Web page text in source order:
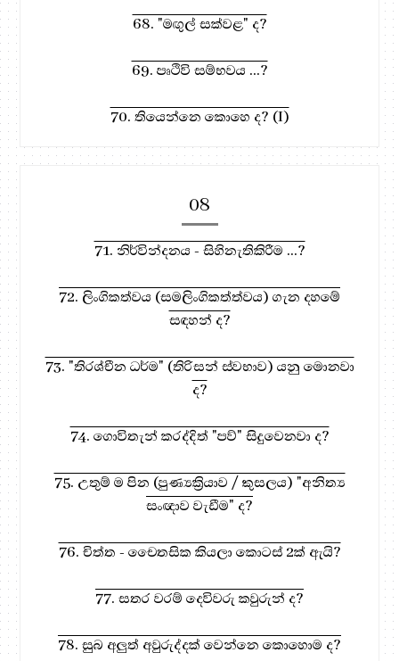
68. "මඟුල් සක්වළ" ද?
69. පෘථිවි සම්භවය ...?
70. තියෙන්නෙ කොහෙ ද? (I)
08
71. නිර්වින්දනය - සිහිනැතිකිරීම ...?
72. ලිංගිකත්වය (සමලිංගිකත්ත්වය) ගැන දහමේ
සඳහන් ද?
73. "තිරශ්චීන ධර්ම" (තිරිසන් ස්වභාව) යනු මොනවා
ද?
74. ගොවිතැන් කරද්දිත් "පව්" සිදුවෙනවා ද?
75. උතුම් ම පින (පුණ්‍යක්‍රියාව / කුසලය) "අනිත්‍ය
සංඥාව වැඩීම" ද?
76. චිත්ත - චෛතසික කියලා කොටස් 2ක් ඇයි?
77. සතර වරම් දෙවිවරු කවුරුන් ද?
78. සුබ අලුත් අවුරුද්දක් වෙන්නෙ කොහොම ද?